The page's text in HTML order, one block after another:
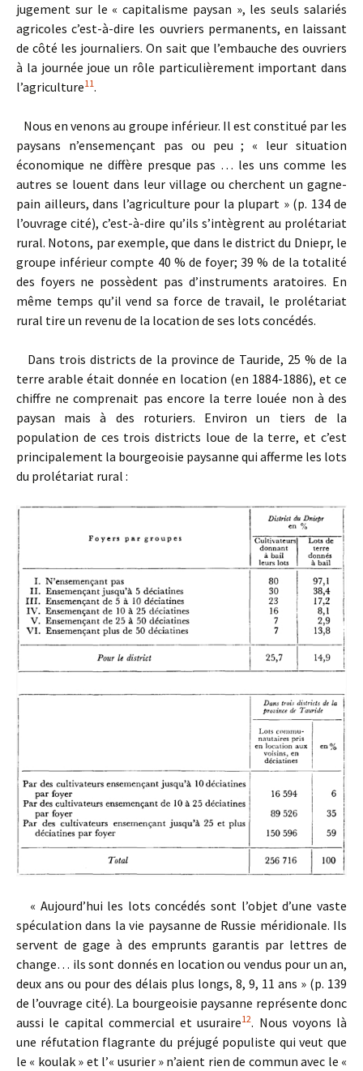
jugement sur le « capitalisme paysan », les seuls salariés
agricoles c’est-à-dire les ouvriers permanents, en laissant
de côté les journaliers. On sait que l’embauche des ouvriers
à la journée joue un rôle particulièrement important dans
l’agriculture11.
Nous en venons au groupe inférieur. Il est constitué par les
paysans n’ensemençant pas ou peu ; « leur situation
économique ne diffère presque pas … les uns comme les
autres se louent dans leur village ou cherchent un gagne-
pain ailleurs, dans l’agriculture pour la plupart » (p. 134 de
l’ouvrage cité), c’est-à-dire qu’ils s’intègrent au prolétariat
rural. Notons, par exemple, que dans le district du Dniepr, le
groupe inférieur compte 40 % de foyer; 39 % de la totalité
des foyers ne possèdent pas d’instruments aratoires. En
même temps qu’il vend sa force de travail, le prolétariat
rural tire un revenu de la location de ses lots concédés.
Dans trois districts de la province de Tauride, 25 % de la
terre arable était donnée en location (en 1884-1886), et ce
chiffre ne comprenait pas encore la terre louée non à des
paysan mais à des roturiers. Environ un tiers de la
population de ces trois districts loue de la terre, et c’est
principalement la bourgeoisie paysanne qui afferme les lots
du prolétariat rural :
« Aujourd’hui les lots concédés sont l’objet d’une vaste
spéculation dans la vie paysanne de Russie méridionale. Ils
servent de gage à des emprunts garantis par lettres de
change… ils sont donnés en location ou vendus pour un an,
deux ans ou pour des délais plus longs, 8, 9, 11 ans » (p. 139
de l’ouvrage cité). La bourgeoisie paysanne représente donc
aussi le capital commercial et usuraire12. Nous voyons là
une réfutation flagrante du préjugé populiste qui veut que
le « koulak » et l’« usurier » n’aient rien de commun avec le «